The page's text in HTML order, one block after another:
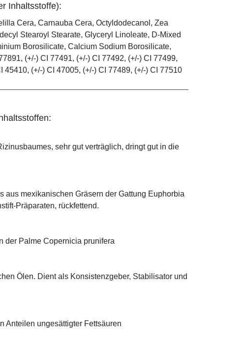
Inhaltsstoffe):
Cera, Carnauba Cera, Octyldodecanol, Zea
Stearoyl Stearate, Glyceryl Linoleate, D-Mixed
Borosilicate, Calcium Sodium Borosilicate,
(+/-) CI 77491, (+/-) CI 77492, (+/-) CI 77499,
45410, (+/-) CI 47005, (+/-) CI 77489, (+/-) CI 77510
sehr gut verträglich, dringt gut in die
aus mexikanischen Gräsern der Gattung Euphorbia
Präparaten, rückfettend.
der Palme Copernicia prunifera
Ölen. Dient als Konsistenzgeber, Stabilisator und
Anteilen ungesättigter Fettsäuren